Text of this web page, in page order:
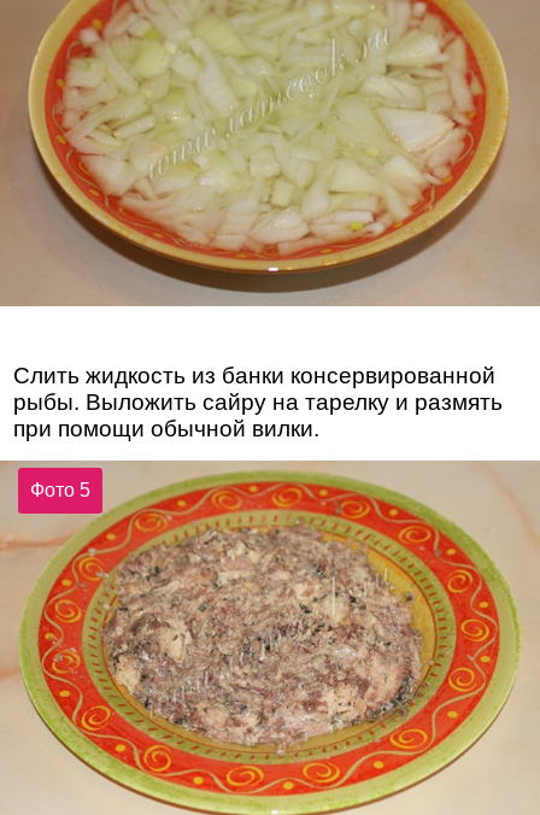
Слить жидкость из банки консервированной
рыбы. Выложить сайру на тарелку и размять
при помощи обычной вилки.
Фото 5